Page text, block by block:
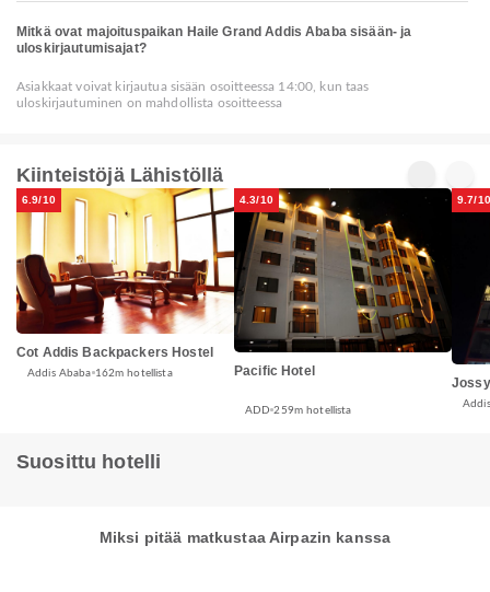
Mitkä ovat majoituspaikan Haile Grand Addis Ababa sisään- ja
uloskirjautumisajat?
Asiakkaat voivat kirjautua sisään osoitteessa 14:00, kun taas
uloskirjautuminen on mahdollista osoitteessa
Kiinteistöjä Lähistöllä
6.9/10
Cot Addis Backpackers Hostel
Addis Ababa 162m hotellista
4.3/10
Pacific Hotel
ADD 259m hotellista
9.7/10
Suosittu hotelli
Miksi pitää matkustaa Airpazin kanssa